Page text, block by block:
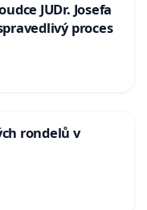
JUDr. Josefa
proces
rondelů v